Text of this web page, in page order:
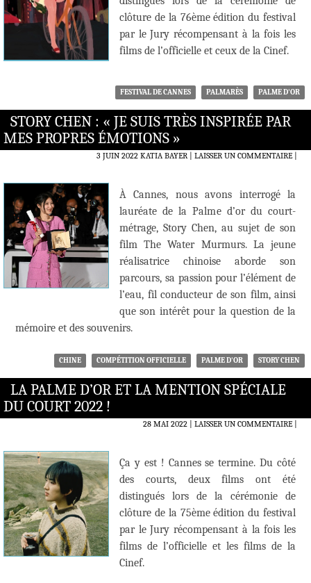
clôture de la 76ème édition du festival
par le Jury récompensant à la fois les
films de l’officielle et ceux de la Cinef.
FESTIVAL DE CANNES PALMARÈS PALME D'OR
STORY CHEN : « JE SUIS TRÈS INSPIRÉE PAR
MES PROPRES ÉMOTIONS »
3 JUIN 2022 KATIA BAYER LAISSER UN COMMENTAIRE|
À Cannes, nous avons interrogé la
lauréate de la Palme d’or du court-
métrage, Story Chen, au sujet de son
film The Water Murmurs. La jeune
réalisatrice chinoise aborde son
parcours, sa passion pour l’élément de
l’eau, fil conducteur de son film, ainsi
que son intérêt pour la question de la
mémoire et des souvenirs.
CHINE COMPÉTITION OFFICIELLE PALME D'OR STORY CHEN
LA PALME D’OR ET LA MENTION SPÉCIALE
DU COURT 2022 !
28 MAI 2022 LAISSER UN COMMENTAIRE|
Ça y est ! Cannes se termine. Du côté
des courts, deux films ont été
distingués lors de la cérémonie de
clôture de la 75ème édition du festival
par le Jury récompensant à la fois les
films de l’officielle et les films de la
Cinef.